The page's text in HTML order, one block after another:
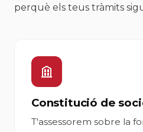
perquè els teus tràmits
Constitució de
T'assessorem sobre la